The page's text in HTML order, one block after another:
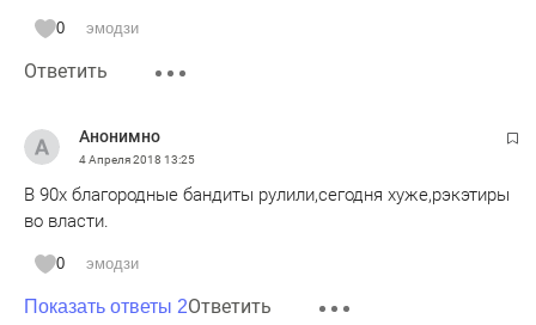
0 эмодзи
Ответить
Анонимно
4 Апреля 2018 13:25
В 90х благородные бандиты рулили,сегодня хуже,рэкэтиры
во власти.
0 эмодзи
Показать ответы 2Ответить